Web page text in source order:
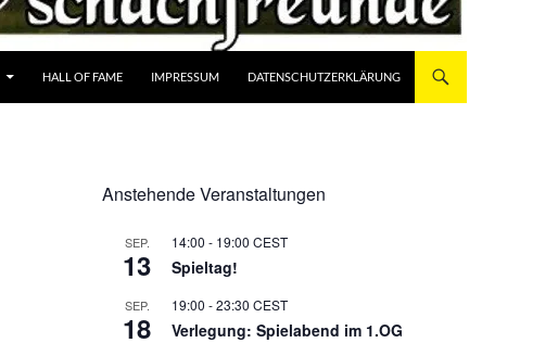
HALL OF FAME IMPRESSUM DATENSCHUTZERKLÄRUNG
Anstehende Veranstaltungen
SEP.
13
14:00 - 19:00 CEST
Spieltag!
SEP.
18
19:00 -23:30 CEST
Verlegung: Spielabend im 1.OG